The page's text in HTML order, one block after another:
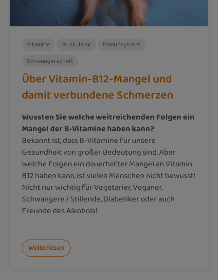
Vitamine Muskulatur
Immunsystem
Schwangerschaft
Über Vitamin-B12-Mangel und
damit verbundene Schmerzen
Wussten Sie welche weitreichenden Folgen ein
Mangel der B-Vitamine haben kann?
Bekannt ist, dass B-Vitamine für unsere
Gesundheit von großer Bedeutung sind. Aber
welche Folgen ein dauerhafter Mangel an Vitamin
B12 haben kann, ist vielen Menschen nicht bewusst!
Nicht nur wichtig für Vegetarier, Veganer,
Schwangere / Stillende, Diabetiker oder auch
Freunde des Alkohols!
Weiterlesen